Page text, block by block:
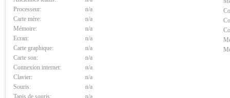
Processeur:
n/a
Carte mère:
n/a
Mémoire:
n/a
Ecran:
n/a
Carte graphique:
n/a
Carte son:
n/a
Connexion internet:
n/a
Clavier:
n/a
Souris:
n/a
Tapis de souris:
n/a